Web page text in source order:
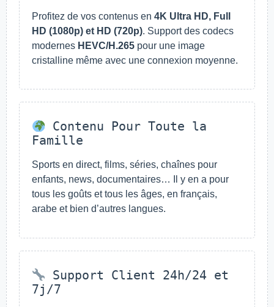
Profitez de vos contenus en 4K Ultra HD, Full
HD (1080p) et HD (720p). Support des codecs
modernes HEVC/H.265 pour une image
cristalline même avec une connexion moyenne.
Contenu Pour Toute la
Famille
Sports en direct, films, séries, chaînes pour
enfants, news, documentaires… Il y en a pour
tous les goûts et tous les âges, en français,
arabe et bien d’autres langues.
Support Client 24h/24 et
7j/7